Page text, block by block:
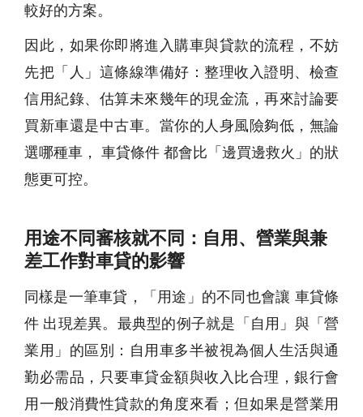
較好的方案。
因此，如果你即將進入購車與貸款的流程，不妨
先把「人」這條線準備好：整理收入證明、檢查
信用紀錄、估算未來幾年的現金流，再來討論要
買新車還是中古車。當你的人身風險夠低，無論
選哪種車， 車貸條件 都會比「邊買邊救火」的狀
態更可控。
用途不同審核就不同：自用、營業與兼
差工作對車貸的影響
同樣是一筆車貸，「用途」的不同也會讓 車貸條
件 出現差異。最典型的例子就是「自用」與「營
業用」的區別：自用車多半被視為個人生活與通
勤必需品，只要車貸金額與收入比合理，銀行會
用一般消費性貸款的角度來看；但如果是營業用